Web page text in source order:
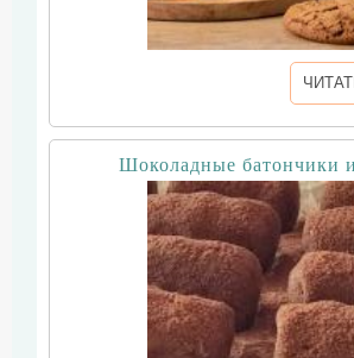
Шоколадные батончики